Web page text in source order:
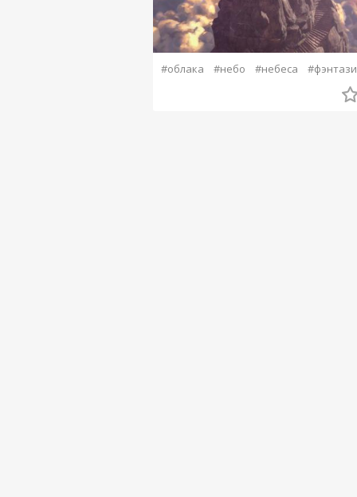
#облака #небо #небеса #фэнтази